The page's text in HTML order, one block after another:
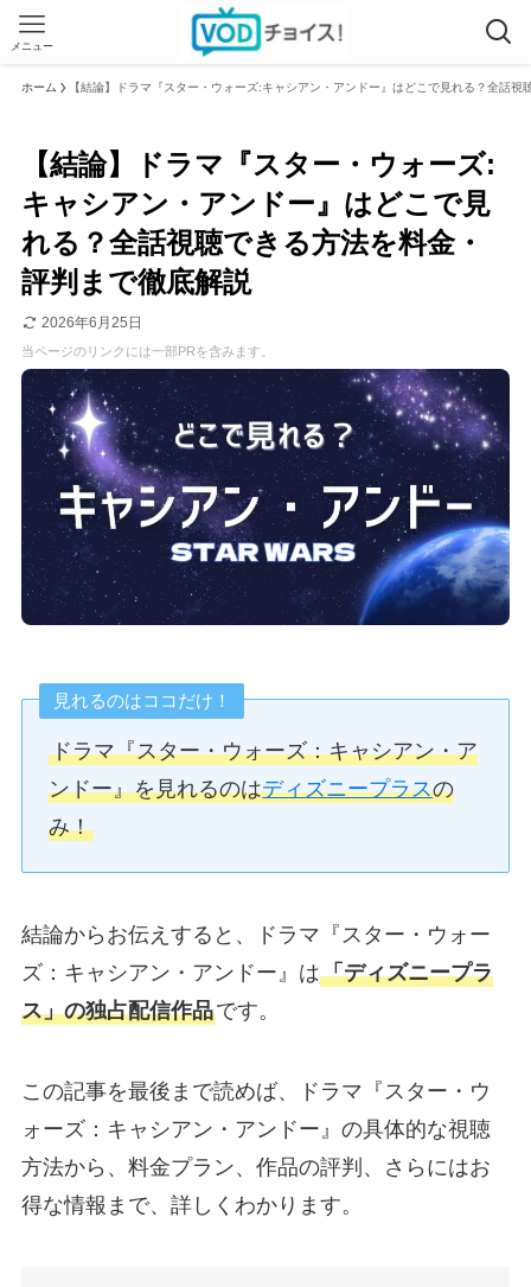
メニュー
ホーム 【結論】ドラマ『スター・ウォーズ:キャシアン・アンドー』はどこで見れる？全話
【結論】ドラマ『スター・ウォーズ:
キャシアン・アンドー』はどこで見
れる？全話視聴できる方法を料金・
評判まで徹底解説
2026年6月25日
当ページのリンクには一部PRを含みます。
見れるのはココだけ！
ドラマ『スター・ウォーズ：キャシアン・ア
ンドー』を見れるのはディズニープラスの
み！
結論からお伝えすると、ドラマ『スター・ウォー
ズ：キャシアン・アンドー』は「ディズニープラ
ス」の独占配信作品です。
この記事を最後まで読めば、ドラマ『スター・ウ
ォーズ：キャシアン・アンドー』の具体的な視聴
方法から、料金プラン、作品の評判、さらにはお
得な情報まで、詳しくわかります。